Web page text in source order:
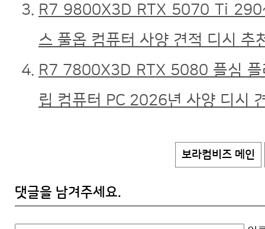
R7 9800X3D RTX 5070 Ti
스 풀옵 컴퓨터 사양 견적 디시 추
R7 7800X3D RTX 5080 플심
립 컴퓨터 PC 2026년 사양 디시
보라컴비즈 메인
댓글을 남겨주세요.